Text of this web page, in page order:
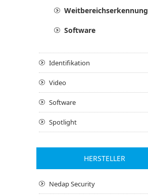
Weitbereichserkennung
Software
Identifikation
Video
Software
Spotlight
HERSTELLER
Nedap Security